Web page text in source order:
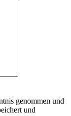
genommen und
und